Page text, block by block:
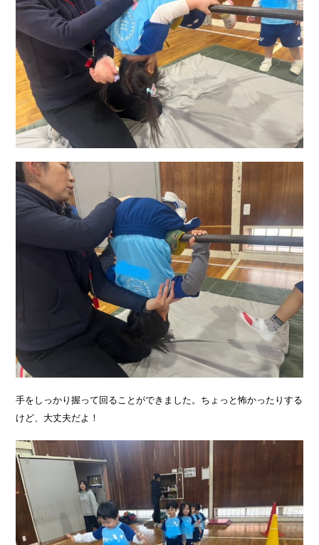
手をしっかり握って回ることができました。ちょっと怖かったりする
けど、大丈夫だよ！